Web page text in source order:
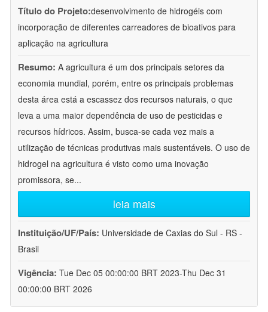
Título do Projeto:desenvolvimento de hidrogéis com
incorporação de diferentes carreadores de bioativos para
aplicação na agricultura
Resumo: A agricultura é um dos principais setores da
economia mundial, porém, entre os principais problemas
desta área está a escassez dos recursos naturais, o que
leva a uma maior dependência de uso de pesticidas e
recursos hídricos. Assim, busca-se cada vez mais a
utilização de técnicas produtivas mais sustentáveis. O uso de
hidrogel na agricultura é visto como uma inovação
promissora, se...
leia mais
Instituição/UF/País: Universidade de Caxias do Sul - RS -
Brasil
Vigência: Tue Dec 05 00:00:00 BRT 2023-Thu Dec 31
00:00:00 BRT 2026